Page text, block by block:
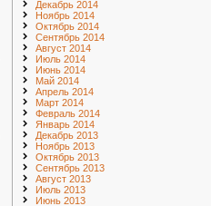
Декабрь 2014
Ноябрь 2014
Октябрь 2014
Сентябрь 2014
Август 2014
Июль 2014
Июнь 2014
Май 2014
Апрель 2014
Март 2014
Февраль 2014
Январь 2014
Декабрь 2013
Ноябрь 2013
Октябрь 2013
Сентябрь 2013
Август 2013
Июль 2013
Июнь 2013